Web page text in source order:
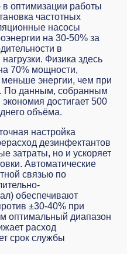
оптимизации работы
частотных
насосы
на 30-50% за
в
Физика здесь
70% мощности,
энергии, чем при
По данным, собранным
достигает 500
объёма.
настройка
дезинфектантов
затраты, но и ускоряет
Автоматические
связью по
обеспечивают
±30-40% при
оптимальный диапазон
расход
срок службы